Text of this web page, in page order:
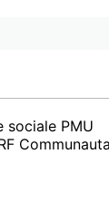
sociale PMU